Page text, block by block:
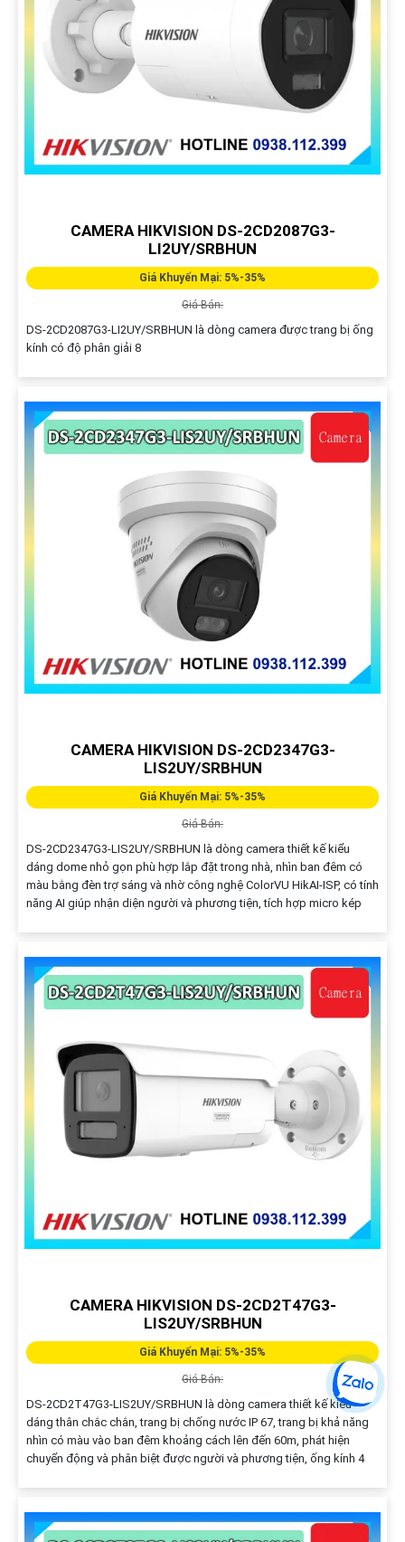
CAMERA HIKVISION DS-2CD2087G3-
LI2UY/SRBHUN
Giá Khuyến Mại: 5%-35%
Giá Bán:
DS-2CD2087G3-LI2UY/SRBHUN là dòng camera được trang bị ống
kính có độ phân giải 8
CAMERA HIKVISION DS-2CD2347G3-
LIS2UY/SRBHUN
Giá Khuyến Mại: 5%-35%
Giá Bán:
DS-2CD2347G3-LIS2UY/SRBHUN là dòng camera thiết kế kiểu
dáng dome nhỏ gọn phù hợp lắp đặt trong nhà, nhìn ban đêm có
màu bằng đèn trợ sáng và nhờ công nghệ ColorVU HikAI-ISP, có tính
năng AI giúp nhận diện người và phương tiện, tích hợp micro kép
CAMERA HIKVISION DS-2CD2T47G3-
LIS2UY/SRBHUN
Giá Khuyến Mại: 5%-35%
Giá Bán:
DS-2CD2T47G3-LIS2UY/SRBHUN là dòng camera thiết kế kiểu
dáng thân chắc chắn, trang bị chống nước IP 67, trang bị khả năng
nhìn có màu vào ban đêm khoảng cách lên đến 60m, phát hiện
chuyển động và phân biệt được người và phương tiện, ống kính 4